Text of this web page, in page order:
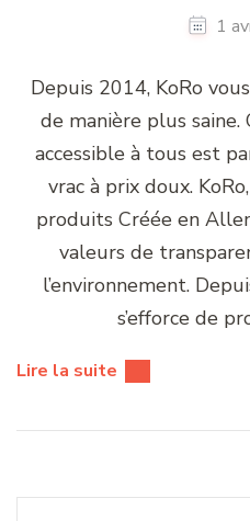
1
Depuis 2014, KoRo
de manière plus
accessible à tous est
vrac à prix doux.
produits Créée en
valeurs de
l’environnement.
s’efforce de
Lire la suite